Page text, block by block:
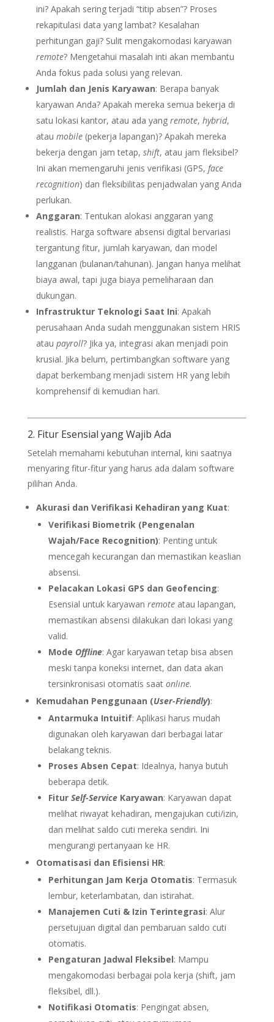
ini? Apakah sering terjadi “titip absen”? Proses
rekapitulasi data yang lambat? Kesalahan
perhitungan gaji? Sulit mengakomodasi karyawan
remote? Mengetahui masalah inti akan membantu
Anda fokus pada solusi yang relevan.
Jumlah dan Jenis Karyawan: Berapa banyak
karyawan Anda? Apakah mereka semua bekerja di
satu lokasi kantor, atau ada yang remote, hybrid,
atau mobile(pekerja lapangan)? Apakah mereka
bekerja dengan jam tetap, shift, atau jam fleksibel?
Ini akan memengaruhi jenis verifikasi (GPS, face
recognition) dan fleksibilitas penjadwalan yang Anda
perlukan.
Anggaran: Tentukan alokasi anggaran yang
realistis. Harga software absensi digital bervariasi
tergantung fitur, jumlah karyawan, dan model
langganan (bulanan/tahunan). Jangan hanya melihat
biaya awal, tapi juga biaya pemeliharaan dan
dukungan.
Infrastruktur Teknologi Saat Ini: Apakah
perusahaan Anda sudah menggunakan sistem HRIS
atau payroll? Jika ya, integrasi akan menjadi poin
krusial. Jika belum, pertimbangkan software yang
dapat berkembang menjadi sistem HR yang lebih
komprehensif di kemudian hari.
2. Fitur Esensial yang Wajib Ada
Setelah memahami kebutuhan internal, kini saatnya
menyaring fitur-fitur yang harus ada dalam software
pilihan Anda.
Akurasi dan Verifikasi Kehadiran yang Kuat:
Verifikasi Biometrik (Pengenalan
Wajah/Face Recognition): Penting untuk
mencegah kecurangan dan memastikan keaslian
absensi.
Pelacakan Lokasi GPS dan Geofencing:
Esensial untuk karyawan remoteatau lapangan,
memastikan absensi dilakukan dari lokasi yang
valid.
Mode Offline: Agar karyawan tetap bisa absen
meski tanpa koneksi internet, dan data akan
tersinkronisasi otomatis saat online.
Kemudahan Penggunaan (User-Friendly):
Antarmuka Intuitif: Aplikasi harus mudah
digunakan oleh karyawan dari berbagai latar
belakang teknis.
Proses Absen Cepat: Idealnya, hanya butuh
beberapa detik.
Fitur Self-ServiceKaryawan: Karyawan dapat
melihat riwayat kehadiran, mengajukan cuti/izin,
dan melihat saldo cuti mereka sendiri. Ini
mengurangi pertanyaan ke HR.
Otomatisasi dan Efisiensi HR:
Perhitungan Jam Kerja Otomatis: Termasuk
lembur, keterlambatan, dan istirahat.
Manajemen Cuti & Izin Terintegrasi: Alur
persetujuan digital dan pembaruan saldo cuti
otomatis.
Pengaturan Jadwal Fleksibel: Mampu
mengakomodasi berbagai pola kerja (shift, jam
fleksibel, dll.).
Notifikasi Otomatis: Pengingat absen,